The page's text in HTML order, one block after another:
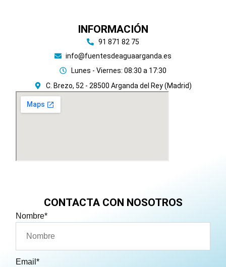
INFORMACIÓN
91 871 82 75
info@fuentesdeaguaarganda.es
Lunes - Viernes: 08:30 a 17:30
C. Brezo, 52 - 28500 Arganda del Rey (Madrid)
CONTACTA CON NOSOTROS
Nombre*
Email*